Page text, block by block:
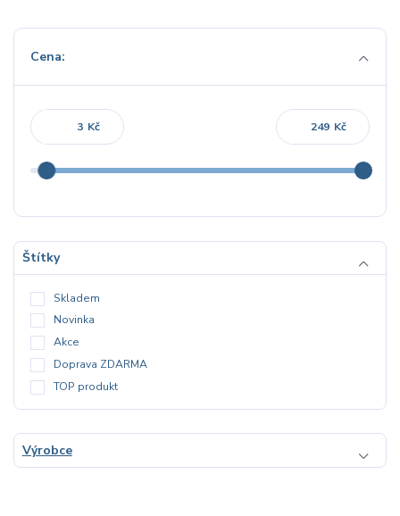
Cena:
Kč Kč
Štítky
Skladem
Novinka
Akce
Doprava ZDARMA
TOP produkt
Výrobce